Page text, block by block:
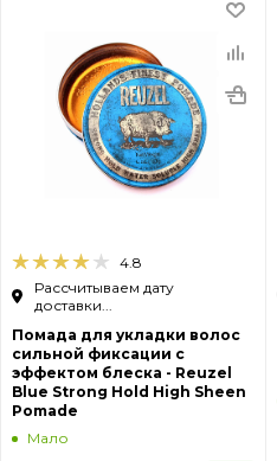
4.8
Рассчитываем дату
доставки...
Помада для укладки волос
сильной фиксации с
эффектом блеска - Reuzel
Blue Strong Hold High Sheen
Pomade
Мало